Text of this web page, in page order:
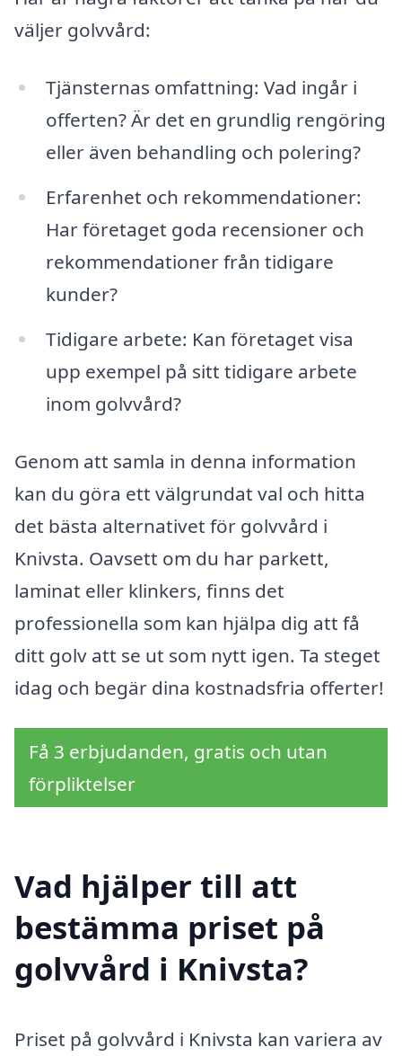
väljer golvvård:
Tjänsternas omfattning: Vad ingår i
offerten? Är det en grundlig rengöring
eller även behandling och polering?
Erfarenhet och rekommendationer:
Har företaget goda recensioner och
rekommendationer från tidigare
kunder?
Tidigare arbete: Kan företaget visa
upp exempel på sitt tidigare arbete
inom golvvård?
Genom att samla in denna information
kan du göra ett välgrundat val och hitta
det bästa alternativet för golvvård i
Knivsta. Oavsett om du har parkett,
laminat eller klinkers, finns det
professionella som kan hjälpa dig att få
ditt golv att se ut som nytt igen. Ta steget
idag och begär dina kostnadsfria offerter!
Få 3 erbjudanden, gratis och utan
förpliktelser
Vad hjälper till att
bestämma priset på
golvvård i Knivsta?
Priset på golvvård i Knivsta kan variera av